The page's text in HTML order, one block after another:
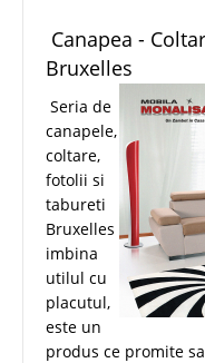
Canapea -
Bruxelles
Seria de
canapele,
coltare,
fotolii si
tabureti
Bruxelles
imbina
utilul cu
placutul,
este un
produs ce promite